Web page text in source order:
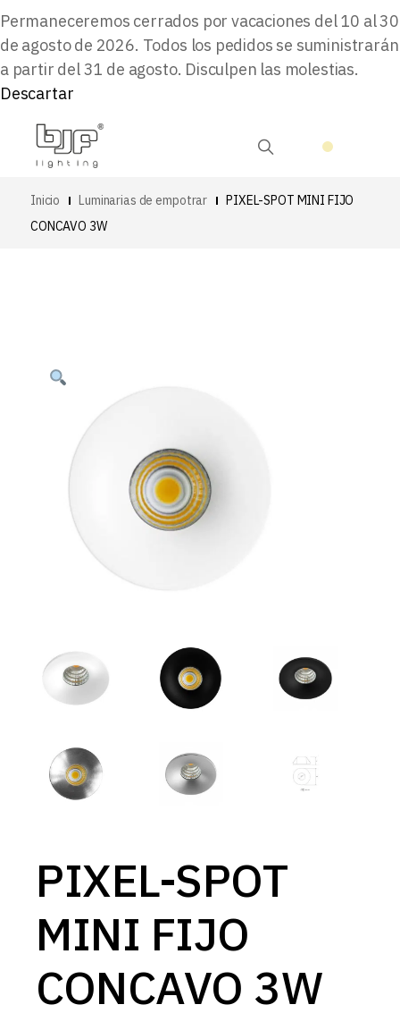
Permaneceremos cerrados por vacaciones del 10 al 30
de agosto de 2026. Todos los pedidos se suministrarán
a partir del 31 de agosto. Disculpen las molestias.
Descartar
Inicio Luminarias de empotrar
PIXEL-SPOT MINI FIJO
CONCAVO 3W
PIXEL-SPOT
MINI FIJO
CONCAVO 3W